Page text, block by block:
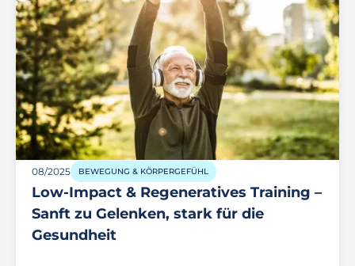
08/2025 BEWEGUNG & KÖRPERGEFÜHL
Low-Impact & Regeneratives Training –
Sanft zu Gelenken, stark für die
Gesundheit